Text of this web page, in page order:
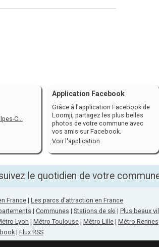
C...
Application Facebook
Grâce à l'application Facebook de
Loomji, partagez les plus belles
photos de votre commune avec
vos amis sur Facebook.
Voir l'application
le quotidien de votre
France | Les parcs d'attraction en France
| Communes | Stations de ski | Plus beaux
Lyon | Métro Toulouse | Métro Lille | Métro Rennes
| Flux RSS